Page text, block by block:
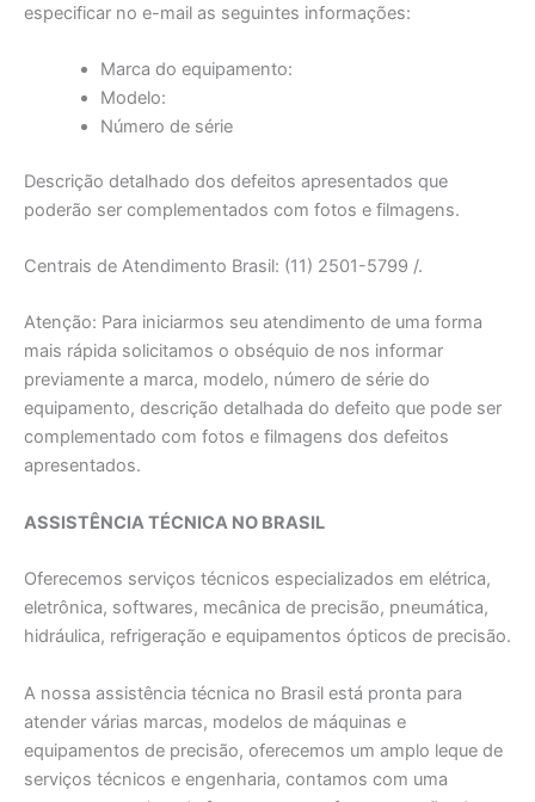
especificar no e-mail as seguintes informações:
Marca do equipamento:
Modelo:
Número de série
Descrição detalhado dos defeitos apresentados que
poderão ser complementados com fotos e filmagens.
Centrais de Atendimento Brasil: (11) 2501-5799 /.
Atenção: Para iniciarmos seu atendimento de uma forma
mais rápida solicitamos o obséquio de nos informar
previamente a marca, modelo, número de série do
equipamento, descrição detalhada do defeito que pode ser
complementado com fotos e filmagens dos defeitos
apresentados.
ASSISTÊNCIA TÉCNICA NO BRASIL
Oferecemos serviços técnicos especializados em elétrica,
eletrônica, softwares, mecânica de precisão, pneumática,
hidráulica, refrigeração e equipamentos ópticos de precisão.
A nossa assistência técnica no Brasil está pronta para
atender várias marcas, modelos de máquinas e
equipamentos de precisão, oferecemos um amplo leque de
serviços técnicos e engenharia, contamos com uma